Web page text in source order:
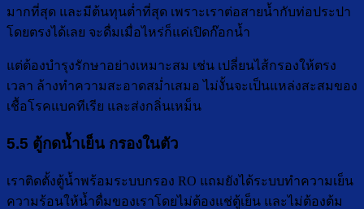
มากที่สุด และมีต้นทุนต่ำที่สุด เพราะเราต่อสายน้ำกับท่อประปา
โดยตรงได้เลย จะดื่มเมื่อไหร่ก็แค่เปิดก๊อกน้ำ
แต่ต้องบำรุงรักษาอย่างเหมาะสม เช่น เปลี่ยนไส้กรองให้ตรง
เวลา ล้างทำความสะอาดสม่ำเสมอ ไม่งั้นจะเป็นแหล่งสะสมของ
เชื้อโรคแบคทีเรีย และส่งกลิ่นเหม็น
5.5 ตู้กดน้ำเย็น กรองในตัว
เราติดตั้งตู้น้ำพร้อมระบบกรอง RO แถมยังได้ระบบทำความเย็น
ความร้อนให้น้ำดื่มของเราโดยไม่ต้องแช่ตู้เย็น และไม่ต้องต้ม